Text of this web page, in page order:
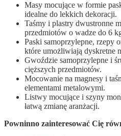
Masy mocujące w formie
idealne do lekkich dekoracji.
Taśmy i plastry dwustronne
przedmiotów o wadze do 6
Paski samoprzylepne, rzepy
które umożliwiają dyskretne
Gwoździe samoprzylepne i
cięższych przedmiotów.
Mocowanie na magnesy i
elementami metalowymi.
Listwy mocujące i szyny
łatwą zmianę aranżacji.
Powninno zainteresować Cię